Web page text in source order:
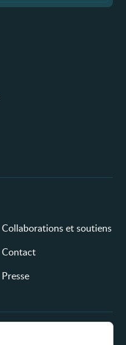
Collaborations et soutiens
Contact
Presse